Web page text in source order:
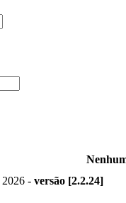
2026 - versão [2.2.24]